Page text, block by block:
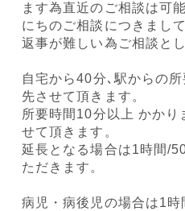
ます為直近のご相談は可
にちのご相談につきまし
返事が難しい為ご相談と
自宅から40分､駅からの
先させて頂きます。
所要時間10分以上 かかり
せて頂きます。
延長となる場合は1時間/
ただきます。
病児・病後児の場合は1